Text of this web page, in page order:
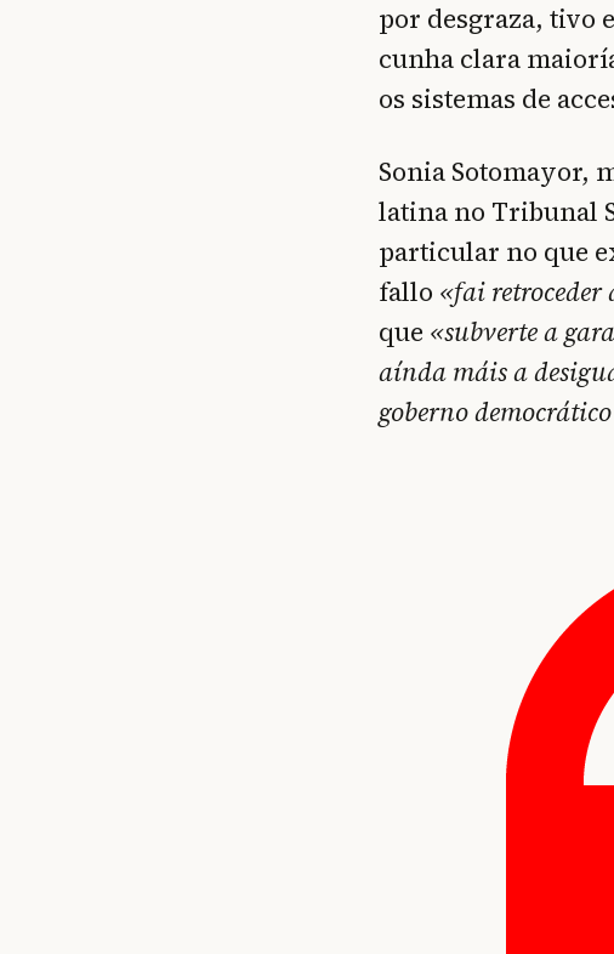
por desgraza, tivo
cunha clara
os sistemas de
Sonia Sotomayor,
latina no Tribunal
particular no que
fallo «fai retroceder
que «subverte a
aínda máis a
goberno